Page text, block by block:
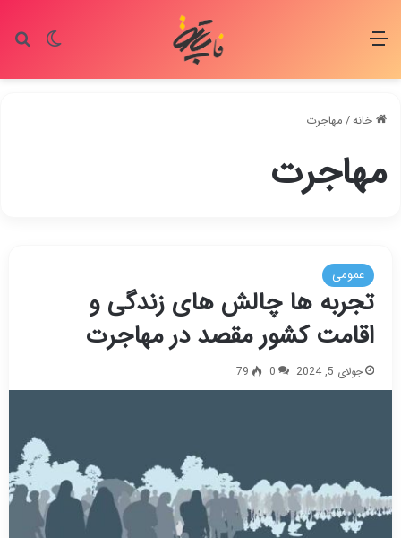
تغییر منو
خانه/مهاجرت
مهاجرت
عمومی
تجربه ها چالش های زندگی و
اقامت کشور مقصد در مهاجرت
جولای 5, 2024 0
79